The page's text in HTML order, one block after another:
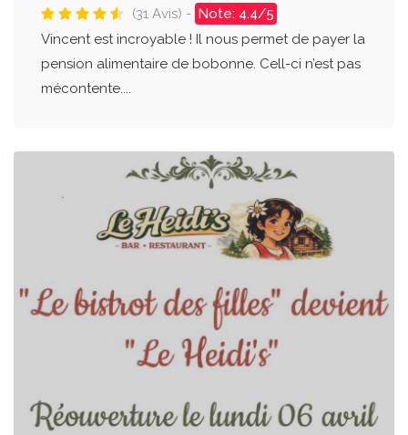
(31 Avis) - Note: 4.4/5
Vincent est incroyable ! Il nous permet de payer la
pension alimentaire de bobonne. Cell-ci n’est pas
mécontente....